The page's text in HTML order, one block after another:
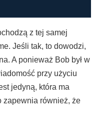
z tej samej
Jeśli tak, to dowodzi,
A ponieważ Bob był w
przy użyciu
jedyną, która ma
zapewnia również, że